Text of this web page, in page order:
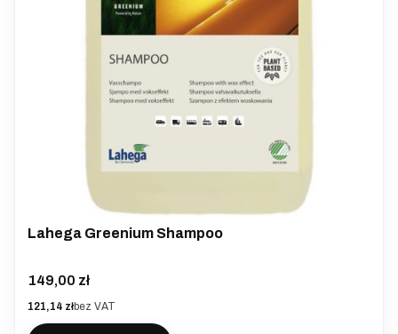
Lahega Greenium Shampoo
Cena
149,00 zł
Cena
121,14 złbez VAT